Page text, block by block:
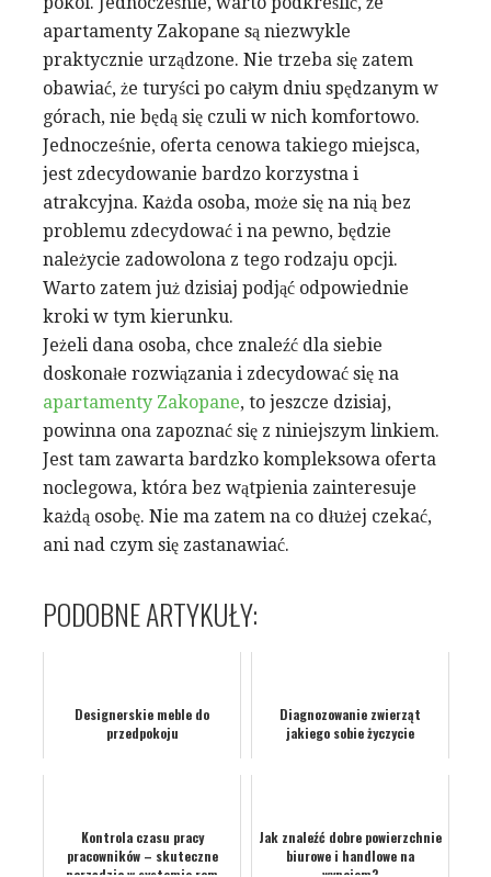
apartamenty Zakopane są niezwykle
praktycznie urządzone. Nie trzeba się zatem
obawiać, że turyści po całym dniu spędzanym w
górach, nie będą się czuli w nich komfortowo.
Jednocześnie, oferta cenowa takiego miejsca,
jest zdecydowanie bardzo korzystna i
atrakcyjna. Każda osoba, może się na nią bez
problemu zdecydować i na pewno, będzie
należycie zadowolona z tego rodzaju opcji.
Warto zatem już dzisiaj podjąć odpowiednie
kroki w tym kierunku.
Jeżeli dana osoba, chce znaleźć dla siebie
doskonałe rozwiązania i zdecydować się na
apartamenty Zakopane, to jeszcze dzisiaj,
powinna ona zapoznać się z niniejszym linkiem.
Jest tam zawarta bardzko kompleksowa oferta
noclegowa, która bez wątpienia zainteresuje
każdą osobę. Nie ma zatem na co dłużej czekać,
ani nad czym się zastanawiać.
PODOBNE ARTYKUŁY:
Designerskie meble do
przedpokoju
Diagnozowanie zwierząt
jakiego sobie życzycie
Kontrola czasu pracy
pracowników – skuteczne
Jak znaleźć dobre powierzchnie
biurowe i handlowe na